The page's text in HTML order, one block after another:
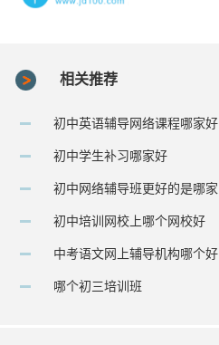
相关推荐
初中英语辅导网络课程哪家好
初中学生补习哪家好
初中网络辅导班更好的是哪家
初中培训网校上哪个网校好
中考语文网上辅导机构哪个好
哪个初三培训班